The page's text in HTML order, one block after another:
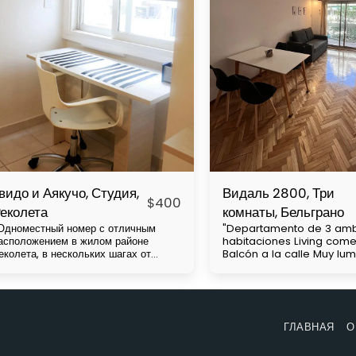
и Аякучо, Студия,
$400
номер с отличным
в жилом районе
в нескольких шагах от
автобусных линий и
Видаль 2800, Три
комнаты, Бельграно
"Departamento de 3
habitaciones Living
Balcón a la calle Muy
transporte (subte línea
aproximadas de $130.000
ГЛАВНАЯ